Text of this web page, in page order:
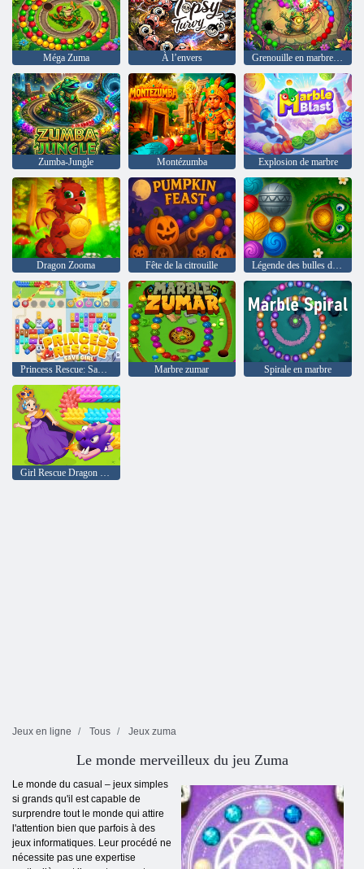
Méga Zuma À l’envers Grenouille en marbre : explosion de balle dans la jungle
Zumba-Jungle Montézumba Explosion de marbre
Dragon Zooma Fête de la citrouille Légende des bulles de marbre
Marbre zumar Spirale en marbre
Girl Rescue Dragon Out
Jeux en ligne Tous Jeux zuma
Le monde merveilleux du jeu Zuma
Le monde du casual – jeux simples
si grands qu'il est capable de
surprendre tout le monde qui attire
l'attention bien que parfois à des
jeux informatiques. Leur procédé ne
nécessite pas une expertise